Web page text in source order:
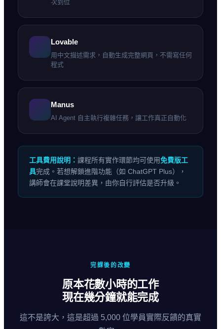
次到位
Lovable
用中文描述需求，自動生成完整網頁，不需寫任何
程式
Manus
AI Agent 自主執行複雜任務，讓工作真正自動化
工具費用說明： 課程所有實作環節均可使用免費版工
具完成。若想解鎖進階功能（如 ChatGPT Plus），
講師會在課堂說明差異，由你自行評估是否升級。
完課後的改變
原本花數小時的工作
現在幾分鐘就能完成
這不是誇大，這是超過 5,000 位學員實際反饋的真實